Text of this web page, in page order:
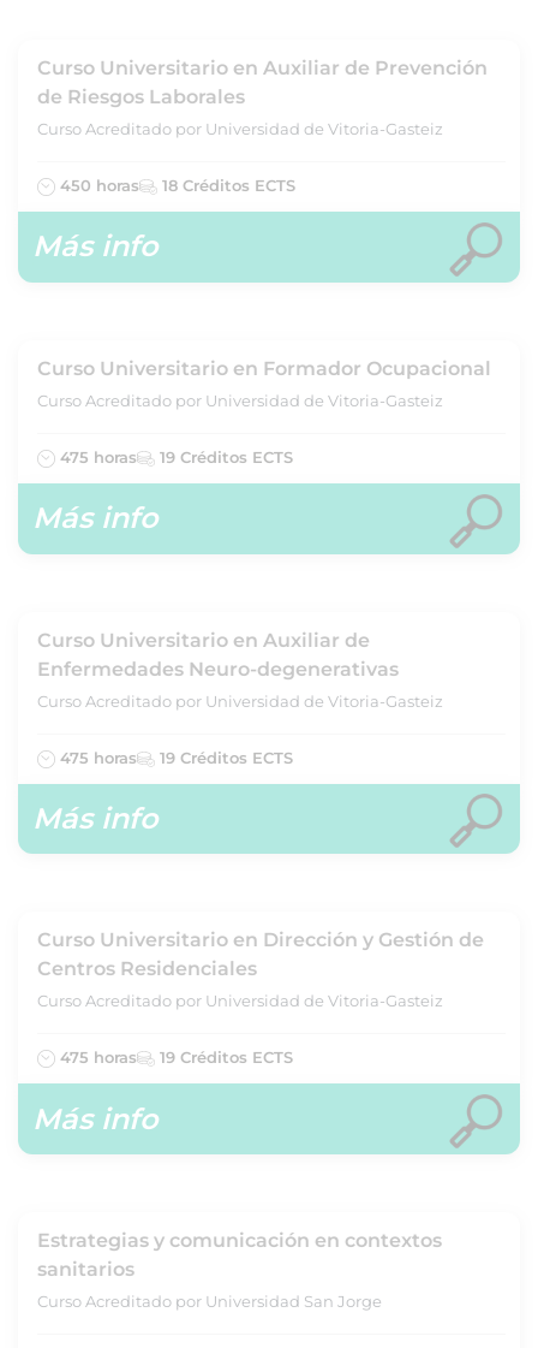
Curso Universitario en Auxiliar de Prevención
de Riesgos Laborales
Curso Acreditado por Universidad de Vitoria-Gasteiz
450 horas 18 Créditos ECTS
Más info
Curso Universitario en Formador Ocupacional
Curso Acreditado por Universidad de Vitoria-Gasteiz
475 horas 19 Créditos ECTS
Más info
Curso Universitario en Auxiliar de
Enfermedades Neuro-degenerativas
Curso Acreditado por Universidad de Vitoria-Gasteiz
475 horas 19 Créditos ECTS
Más info
Curso Universitario en Dirección y Gestión de
Centros Residenciales
Curso Acreditado por Universidad de Vitoria-Gasteiz
475 horas 19 Créditos ECTS
Más info
Estrategias y comunicación en contextos
sanitarios
Curso Acreditado por Universidad San Jorge